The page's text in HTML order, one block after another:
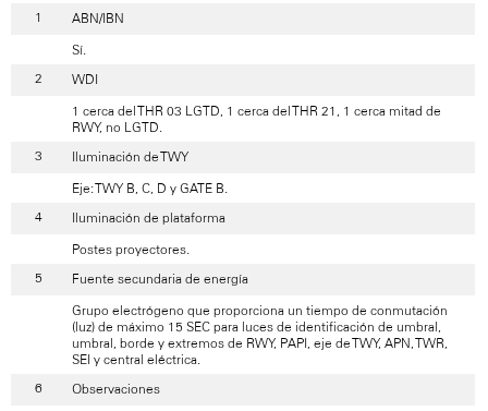
ABN/IBN
Sí.
WDI
1 cerca del THR 03 LGTD, 1 cerca del THR 21, 1 cerca mitad de
RWY, no LGTD.
Iluminación de TWY
Eje: TWY B, C, D y GATE B.
Iluminación de plataforma
Postes proyectores.
Fuente secundaria de energía
Grupo electrógeno que proporciona un tiempo de conmutación
(luz) de máximo 15 SEC para luces de identificación de umbral,
umbral, borde y extremos de RWY, PAPI, eje de TWY, APN, TWR,
SEI y central eléctrica.
Observaciones